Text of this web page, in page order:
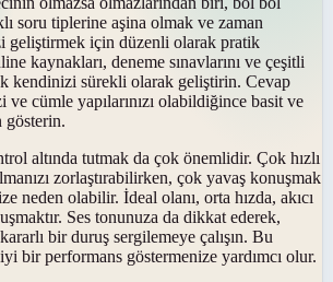
soru tiplerine aşina olmak ve zaman
geliştirmek için düzenli olarak pratik
kaynakları, deneme sınavlarını ve çeşitli
kendinizi sürekli olarak geliştirin. Cevap
cümle yapılarınızı olabildiğince basit ve
gösterin.
altında tutmak da çok önemlidir. Çok hızlı
zorlaştırabilirken, çok yavaş konuşmak
neden olabilir. İdeal olanı, orta hızda, akıcı
Ses tonunuza da dikkat ederek,
bir duruş sergilemeye çalışın. Bu
bir performans göstermenize yardımcı olur.